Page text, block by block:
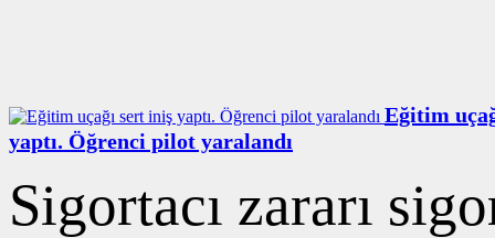
Eğitim
yaptı. Öğrenci pilot yaralandı
Sigortacı zararı